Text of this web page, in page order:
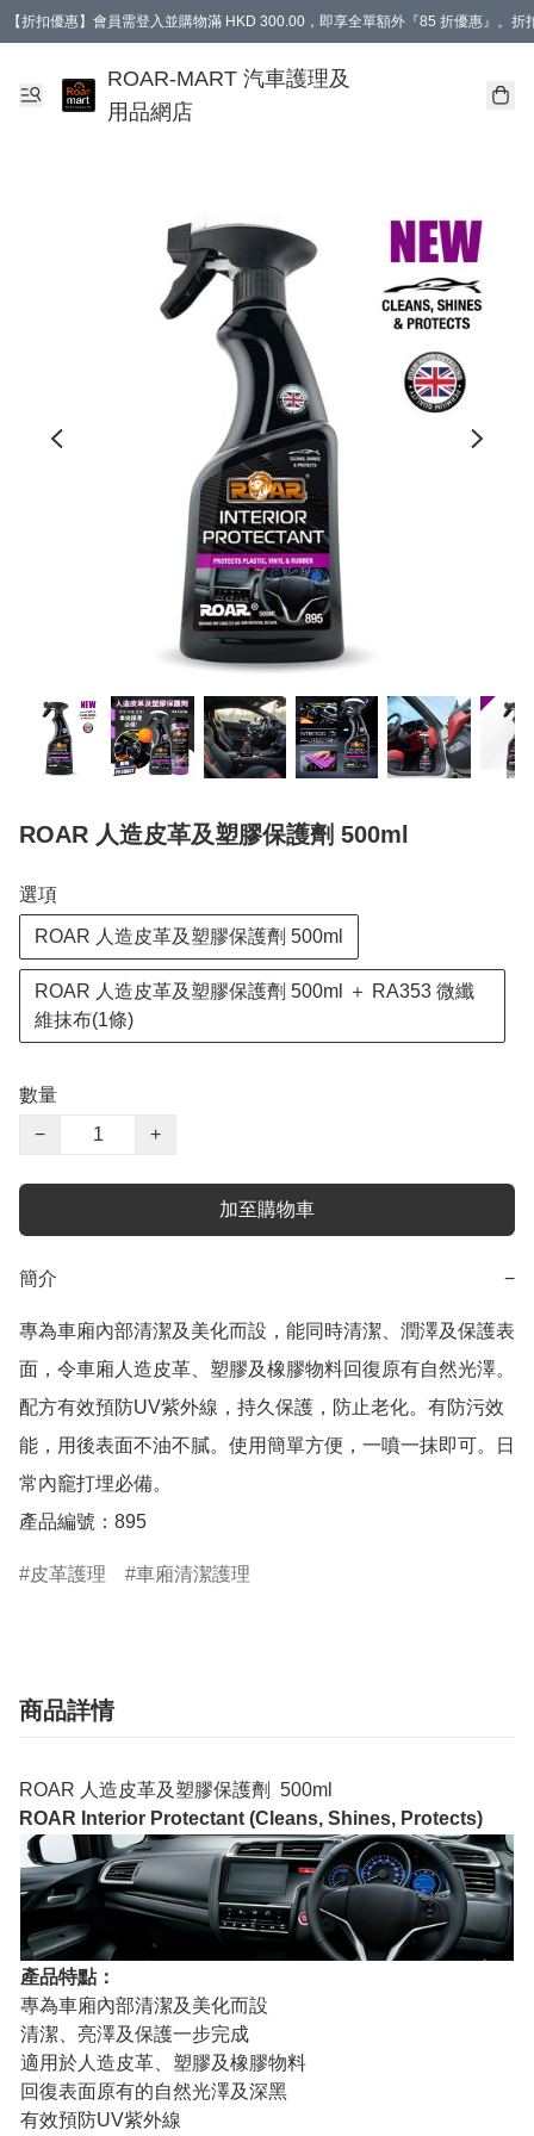
【折扣優惠】會員需登入並購物滿 HKD 300.00，即享全單額外『85 折優惠』。
【會員禮遇】會員消費滿 HKD 400.00，即可獲贈【德國LIQUI MOLY 汽車風口香
ROAR-MART 汽車護理及
用品網店
ROAR 人造皮革及塑膠保護劑 500ml
選項
ROAR 人造皮革及塑膠保護劑 500ml
ROAR 人造皮革及塑膠保護劑 500ml ＋ RA353 微纖
維抹布(1條)
數量
−
+
加至購物車
簡介 −
專為車廂內部清潔及美化而設，能同時清潔、潤澤及保護表
面，令車廂人造皮革、塑膠及橡膠物料回復原有自然光澤。
配方有效預防UV紫外線，持久保護，防止老化。有防污效
能，用後表面不油不膩。使用簡單方便，一噴一抹即可。日
常內竉打埋必備。
皮革護理 車廂清潔護理
商品詳情
ROAR 人造皮革及塑膠保護劑 500ml
ROAR Interior Protectant (Cleans, Shines, Protects)
產品特點：
專為車廂內部清潔及美化而設
清潔、亮澤及保護一步完成
適用於人造皮革、塑膠及橡膠物料
回復表面原有的自然光澤及深黑
有效預防UV紫外線